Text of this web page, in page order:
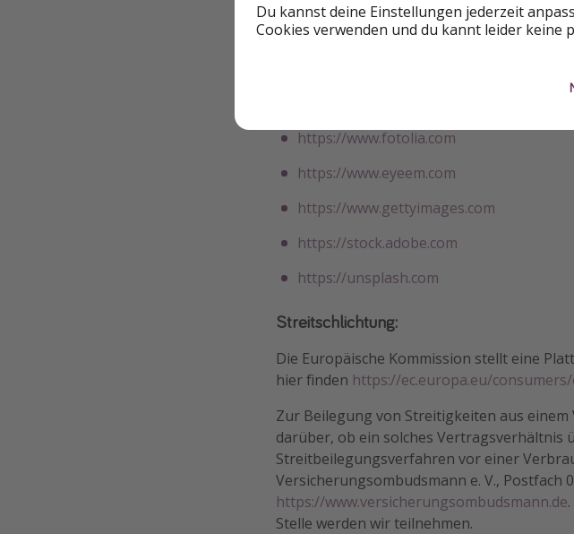
https://www.shutterstock.com
https://www.fotolia.com
https://www.eyeem.com
https://www.gettyimages.com
https://stock.adobe.com
https://unsplash.com
Streitschlichtung:
Die Europäische Kommission stellt eine
hier finden https://ec.europa.eu/
Zur Beilegung von Streitigkeiten aus
darüber, ob ein solches
Streitbeilegungsverfahren vor einer
Versicherungsombudsmann e. V., Postfach
https://www.versicherungsombudsmann.de
Stelle werden wir teilnehmen.
Du kannst deine Einstellungen jederzeit
Cookies verwenden und du kannt leider keine